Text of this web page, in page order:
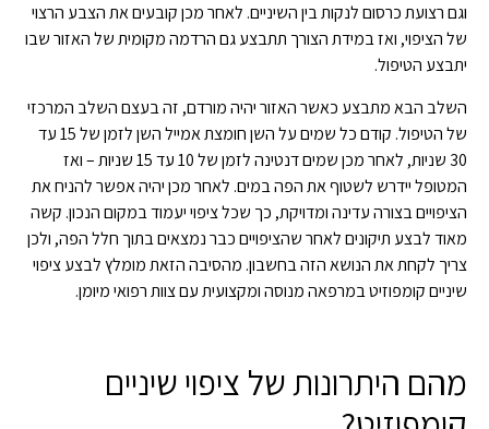
וגם רצועת כרסום לנקות בין השיניים. לאחר מכן קובעים את הצבע הרצוי
של הציפוי, ואז במידת הצורך תתבצע גם הרדמה מקומית של האזור שבו
יתבצע הטיפול.
השלב הבא מתבצע כאשר האזור יהיה מורדם, זה בעצם השלב המרכזי
של הטיפול. קודם כל שמים על השן חומצת אמייל השן לזמן של 15 עד
30 שניות, לאחר מכן שמים דנטינה לזמן של 10 עד 15 שניות – ואז
המטופל יידרש לשטוף את הפה במים. לאחר מכן יהיה אפשר להניח את
הציפויים בצורה עדינה ומדויקת, כך שכל ציפוי יעמוד במקום הנכון. קשה
מאוד לבצע תיקונים לאחר שהציפויים כבר נמצאים בתוך חלל הפה, ולכן
צריך לקחת את הנושא הזה בחשבון. מהסיבה הזאת מומלץ לבצע ציפוי
שיניים קומפוזיט במרפאה מנוסה ומקצועית עם צוות רפואי מיומן.
מהם היתרונות של ציפוי שיניים